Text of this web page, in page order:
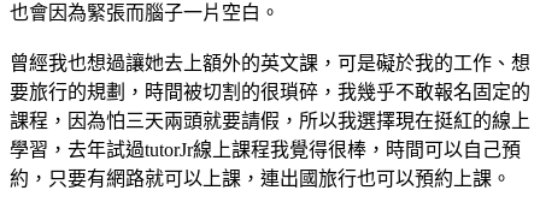
也會因為緊張而腦子一片空白。
曾經我也想過讓她去上額外的英文課，可是礙於我的工作、想
要旅行的規劃，時間被切割的很瑣碎，我幾乎不敢報名固定的
課程，因為怕三天兩頭就要請假，所以我選擇現在挺紅的線上
學習，去年試過tutorJr線上課程我覺得很棒，時間可以自己預
約，只要有網路就可以上課，連出國旅行也可以預約上課。